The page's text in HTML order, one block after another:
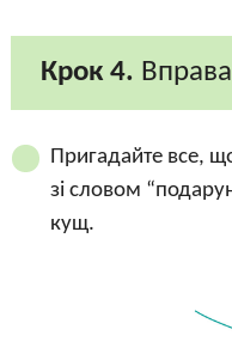
Крок 4.
Пригадайте все,
зі словом
кущ.